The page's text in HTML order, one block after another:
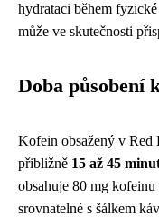
hydrataci během
může ve skutečnosti
Doba působení
Kofein obsažený v Red
přibližně 15 až 45
obsahuje 80 mg
srovnatelné s šálkem